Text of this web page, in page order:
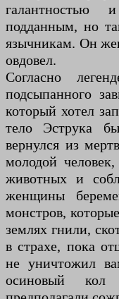
подданным, но
язычникам. Он
овдовел.
Согласно
подсыпанного
который хотел
тело Эструка
вернулся из
молодой
животных и
женщины
монстров,
землях гнили,
в страхе, пока
не уничтожил
осиновый